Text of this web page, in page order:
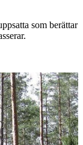
som berättar